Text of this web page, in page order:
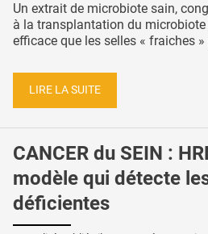
Un extrait de microbiote sain,
à la transplantation du
efficace que les selles « fraiches »
LIRE LA SUITE
CANCER du SEIN :
modèle qui détecte
déficientes